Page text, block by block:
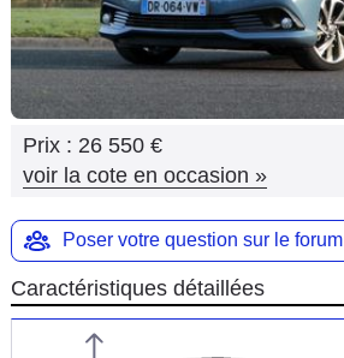
Forum
Moto
Marques
Prix : 26 550 €
voir la cote en occasion »
Poser votre question sur le forum
Caractéristiques détaillées